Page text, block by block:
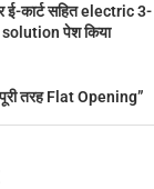
कार्ट सहित electric 3-
पेश किया‍
तरह Flat Opening”